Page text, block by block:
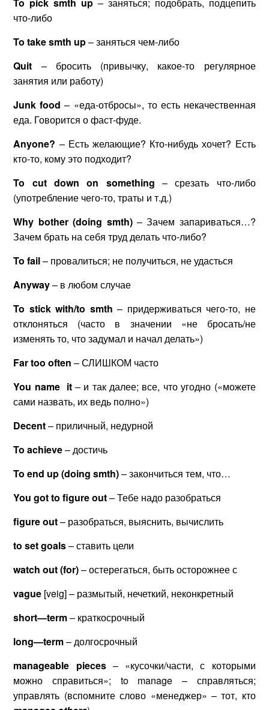
что-либо
To takesmth up– заняться чем-либо
Quit – бросить (привычку, какое-то регулярное
занятия или работу)
Junk food – «еда-отбросы», то есть некачественная
еда. Говорится о фаст-фуде.
Anyone? – Есть желающие? Кто-нибудь хочет? Есть
кто-то, кому это подходит?
To
cut down on something – срезать что-либо
(употребление чего-то, траты и т.д.)
Why bother(doing smth)– Зачем запариваться…?
Зачем брать на себя труд делать что-либо?
To fail– провалиться; не получиться, не удасться
Anyway– в любом случае
To stick with/to smth – придерживаться чего-то, не
отклоняться (часто в значении «не бросать/не
изменять то, что задумал и начал делать»)
Fartoo often – СЛИШКОМ часто
You name it– и так далее; все, что угодно («можете
сами назвать, их ведь полно»)
Decent– приличный, недурной
To achieve– достичь
To end up(doing smth)– закончиться тем, что…
You got to figure out– Тебе надо разобраться
figureout– разобраться, выяснить, вычислить
to setgoals– ставить цели
watch out(for)– остерегаться, быть осторожнее с
vague [veig] – размытый, нечеткий, неконкретный
short—term– краткосрочный
long—term– долгосрочный
manageable pieces– «кусочки/части, с которыми
можно справиться»; to manage – справляться;
управлять (вспомните слово «менеджер» – тот, кто